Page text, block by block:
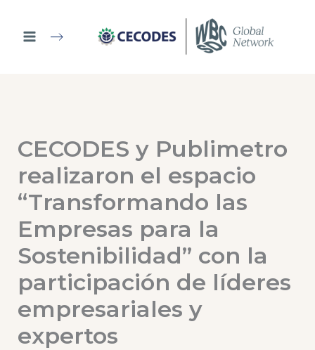
contenido
CECODES y Publimetro
realizaron el espacio
“Transformando las
Empresas para la
Sostenibilidad” con la
participación de líderes
empresariales y
expertos